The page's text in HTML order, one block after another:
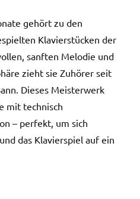
gehört zu den
Klavierstücken der
sanften Melodie und
zieht sie Zuhörer seit
Dieses Meisterwerk
mit technisch
– perfekt, um sich
das Klavierspiel auf ein